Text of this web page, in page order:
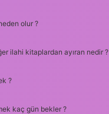
olur ?
ilahi kitaplardan ayıran nedir ?
?
kaç gün bekler ?